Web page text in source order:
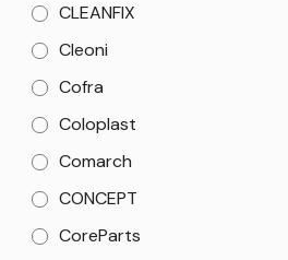
CLEANFIX
Cleoni
Cofra
Coloplast
Comarch
CONCEPT
CoreParts